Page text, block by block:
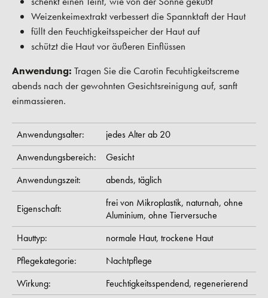
Weizenkeimextrakt verbessert die Spannktaft der Haut
füllt den Feuchtigkeitsspeicher der Haut auf
schützt die Haut vor äußeren Einflüssen
Anwendung: Tragen Sie die Carotin Fecuhtigkeitscreme
abends nach der gewohnten Gesichtsreinigung auf, sanft
einmassieren.
Anwendungsalter:
jedes Alter ab 20
Anwendungsbereich:
Gesicht
Anwendungszeit:
abends, täglich
Eigenschaft: frei von Mikroplastik, naturnah, ohne
Aluminium, ohne Tierversuche
Hauttyp:
normale Haut, trockene Haut
Pflegekategorie:
Nachtpflege
Wirkung:
Feuchtigkeitsspendend, regenerierend